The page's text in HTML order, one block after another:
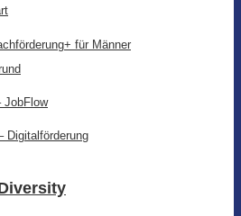
für Männer
JobFlow
Digitalförderung